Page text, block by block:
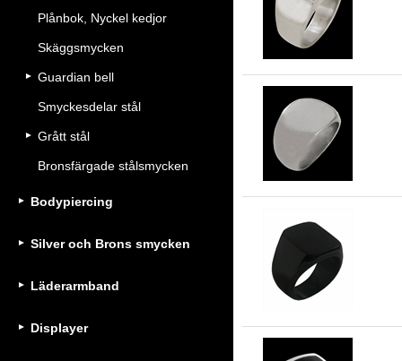
Plånbok, Nyckel kedjor
Skäggsmycken
Guardian bell
Smyckesdelar stål
Grått stål
Bronsfärgade stålsmycken
Bodypiercing
Silver och Brons smycken
Läderarmband
Displayer